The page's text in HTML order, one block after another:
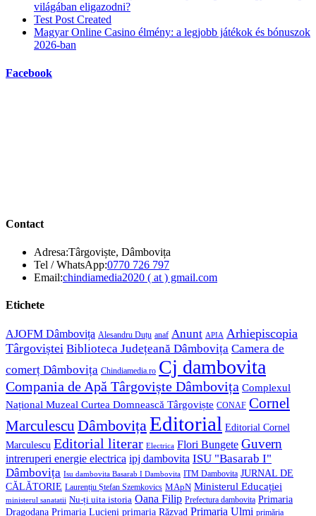
világában eligazodni?
Test Post Created
Magyar Online Casino élmény: a legjobb játékok és bónuszok
2026-ban
Facebook
Contact
Adresa:Târgoviște, Dâmbovița
Tel / WhatsApp:0770 726 797Opens
in
Email:chindiamedia2020 ( at ) gmail.comOpens
Etichete
AJOFM Dâmbovița Alesandru Duțu anaf Anunt APIA Arhiepiscopia
Târgoviștei Biblioteca Județeană Dâmbovița Camera de
comerț Dâmbovița Chindiamedia.ro Cj dambovita
Compania de Apă Târgoviște Dâmbovița Complexul
Național Muzeal Curtea Domnească Târgoviște CONAF Cornel
Marculescu DâmbovițaEditorial Editorial Cornel
Marculescu Editorial literar Electrica Flori Bungete Guvern
intreruperi energie electrica ipj dambovita ISU "Basarab I"
Dâmbovița Isu dambovita Basarab I Dambovita ITM Dambovita JURNAL DE
CĂLĂTORIE Laurențiu Ștefan Szemkovics MApN Ministerul Educației
ministerul sanatatii Nu-ți uita istoria Oana Filip Prefectura dambovita Primaria
Dragodana Primaria Lucieni primaria Răzvad Primaria Ulmi primăria